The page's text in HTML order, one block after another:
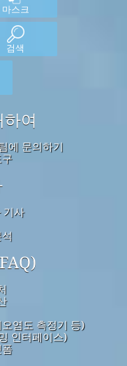
마스크
검색
여
에 문의하기
기사
염도 측정기 등)
인터페이스)